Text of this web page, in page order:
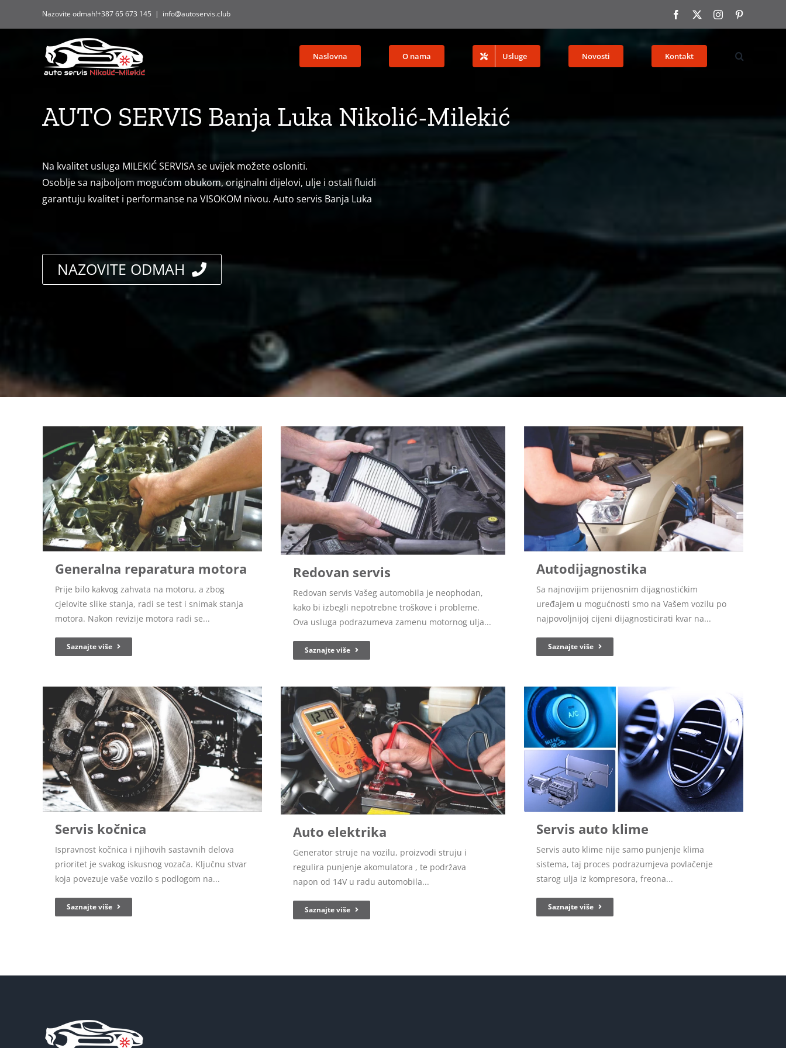
Nazovite odmah!+387 65 673 145 | info@autoservis.club Facebook Instagram
Naslovna O nama Usluge Novosti Kontakt
AUTO SERVIS Banja Luka Nikolić-Milekić
Na kvalitet usluga MILEKIĆ SERVISA se uvijek možete osloniti.
Osoblje sa najboljom mogućom obukom, originalni dijelovi, ulje i ostali fluidi
garantuju kvalitet i performanse na VISOKOM nivou. Auto servis Banja Luka
NAZOVITE ODMAH
Generalna reparatura motora
Prije bilo kakvog zahvata na motoru, a zbog
cjelovite slike stanja, radi se test i snimak stanja
motora. Nakon revizije motora radi se...
Saznajte više
Redovan servis
Redovan servis Vašeg automobila je neophodan,
kako bi izbegli nepotrebne troškove i probleme.
Ova usluga podrazumeva zamenu motornog ulja...
Saznajte više
Autodijagnostika
Sa najnovijim prijenosnim dijagnostićkim
uređajem u mogućnosti smo na Vašem vozilu po
najpovoljnijoj cijeni dijagnosticirati kvar na...
Saznajte više
Servis kočnica
Ispravnost kočnica i njihovih sastavnih delova
prioritet je svakog iskusnog vozača. Ključnu stvar
koja povezuje vaše vozilo s podlogom na...
Saznajte više
Auto elektrika
Generator struje na vozilu, proizvodi struju i
regulira punjenje akomulatora , te podržava
napon od 14V u radu automobila...
Saznajte više
Servis auto klime
Servis auto klime nije samo punjenje klima
sistema, taj proces podrazumjeva povlačenje
starog ulja iz kompresora, freona...
Saznajte više